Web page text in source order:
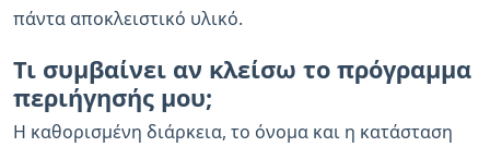
πάντα αποκλειστικό υλικό.
Τι συμβαίνει αν κλείσω το πρόγραμμα
περιήγησής μου;
Η καθορισμένη διάρκεια, το όνομα και η κατάσταση